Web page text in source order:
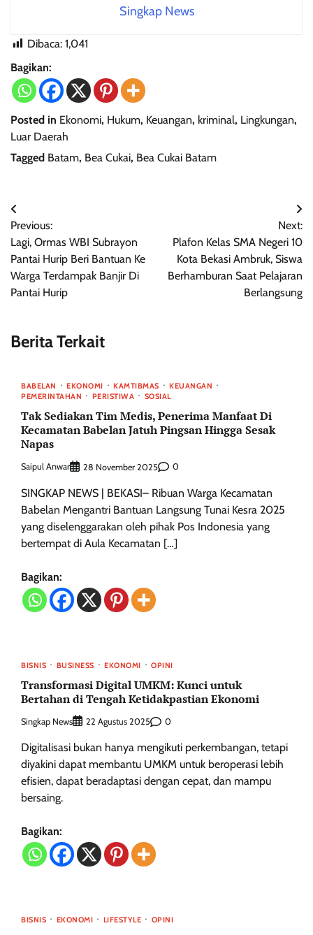
Singkap News
Dibaca: 1,041
Bagikan:
Posted in Ekonomi, Hukum, Keuangan, kriminal, Lingkungan,
Luar Daerah
Tagged Batam, Bea Cukai, Bea Cukai Batam
Navigasi
pos
Previous:
Lagi, Ormas WBI Subrayon
Pantai Hurip Beri Bantuan Ke
Warga Terdampak Banjir Di
Pantai Hurip
Next:
Plafon Kelas SMA Negeri 10
Kota Bekasi Ambruk, Siswa
Berhamburan Saat Pelajaran
Berlangsung
Berita Terkait
BABELAN EKONOMI KAMTIBMAS
KEUANGAN
PEMERINTAHAN
PERISTIWA SOSIAL
Tak Sediakan Tim Medis, Penerima Manfaat Di
Kecamatan Babelan Jatuh Pingsan Hingga Sesak
Napas
Saipul Anwar 28 November 2025 0
‎SINGKAP NEWS | BEKASI– ‎Ribuan Warga Kecamatan
Babelan Mengantri Bantuan Langsung Tunai Kesra 2025
yang diselenggarakan oleh pihak Pos Indonesia yang
bertempat di Aula Kecamatan […]
Bagikan:
BISNIS BUSINESS EKONOMI OPINI
Transformasi Digital UMKM: Kunci untuk
Bertahan di Tengah Ketidakpastian Ekonomi
Singkap News 22 Agustus 2025 0
Digitalisasi bukan hanya mengikuti perkembangan, tetapi
diyakini dapat membantu UMKM untuk beroperasi lebih
efisien, dapat beradaptasi dengan cepat, dan mampu
bersaing.
Bagikan:
BISNIS EKONOMI LIFESTYLE OPINI